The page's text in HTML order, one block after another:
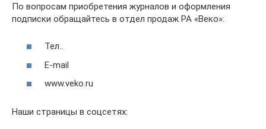
По вопросам приобретения журналов и оформления
подписки обращайтесь в отдел продаж РА «Веко»:
Тел..
E-mail
www.veko.ru
Наши страницы в соцсетях: